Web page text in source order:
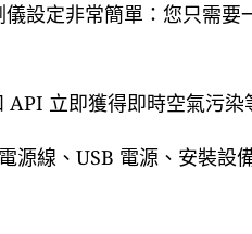
設定非常簡單：您只需
立即獲得即時空氣污染
源線、USB 電源、安裝設